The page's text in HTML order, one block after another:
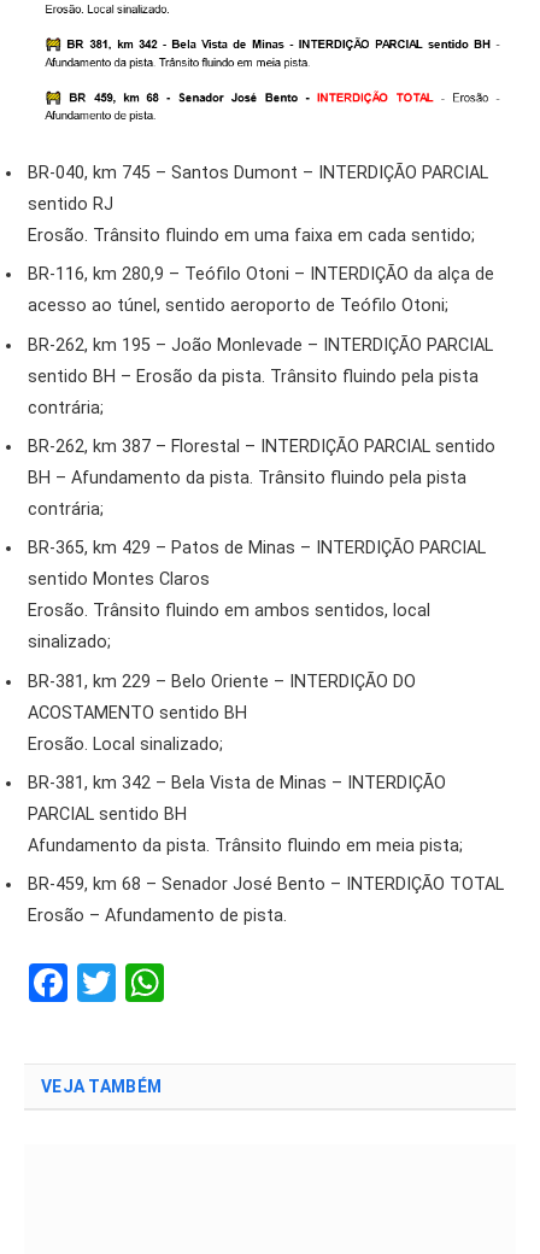
BR-040, km 745 – Santos Dumont – INTERDIÇÃO PARCIAL
sentido RJ
Erosão. Trânsito fluindo em uma faixa em cada sentido;
BR-116, km 280,9 – Teófilo Otoni – INTERDIÇÃO da alça de
acesso ao túnel, sentido aeroporto de Teófilo Otoni;
BR-262, km 195 – João Monlevade – INTERDIÇÃO PARCIAL
sentido BH – Erosão da pista. Trânsito fluindo pela pista
contrária;
BR-262, km 387 – Florestal – INTERDIÇÃO PARCIAL sentido
BH – Afundamento da pista. Trânsito fluindo pela pista
contrária;
BR-365, km 429 – Patos de Minas – INTERDIÇÃO PARCIAL
sentido Montes Claros
Erosão. Trânsito fluindo em ambos sentidos, local
sinalizado;
BR-381, km 229 – Belo Oriente – INTERDIÇÃO DO
ACOSTAMENTO sentido BH
Erosão. Local sinalizado;
BR-381, km 342 – Bela Vista de Minas – INTERDIÇÃO
PARCIAL sentido BH
Afundamento da pista. Trânsito fluindo em meia pista;
BR-459, km 68 – Senador José Bento – INTERDIÇÃO TOTAL
Erosão – Afundamento de pista.
Facebook
Twitter
VEJA TAMBÉM